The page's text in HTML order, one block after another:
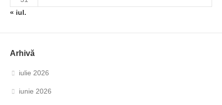
« iul.
Arhivă
iulie 2026
iunie 2026